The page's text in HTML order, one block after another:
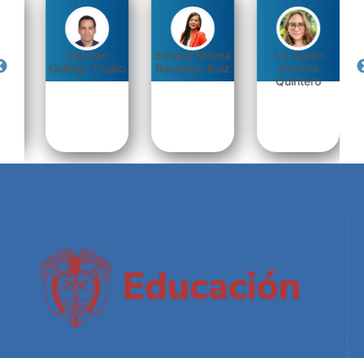
Germán
Gallego Trujillo
Sandra Milena
Restrepo Ruiz
Liz Karen
Herrera
Quintero